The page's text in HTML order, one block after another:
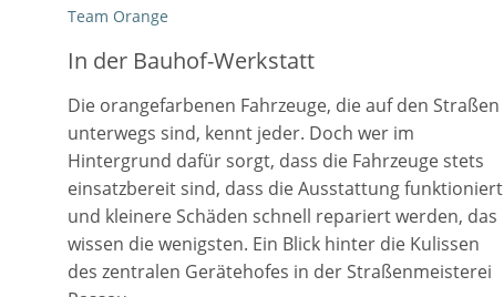
Team Orange
In der Bauhof-Werkstatt
Die orangefarbenen Fahrzeuge, die auf den Straßen
unterwegs sind, kennt jeder. Doch wer im
Hintergrund dafür sorgt, dass die Fahrzeuge stets
einsatzbereit sind, dass die Ausstattung funktioniert
und kleinere Schäden schnell repariert werden, das
wissen die wenigsten. Ein Blick hinter die Kulissen
des zentralen Gerätehofes in der Straßenmeisterei